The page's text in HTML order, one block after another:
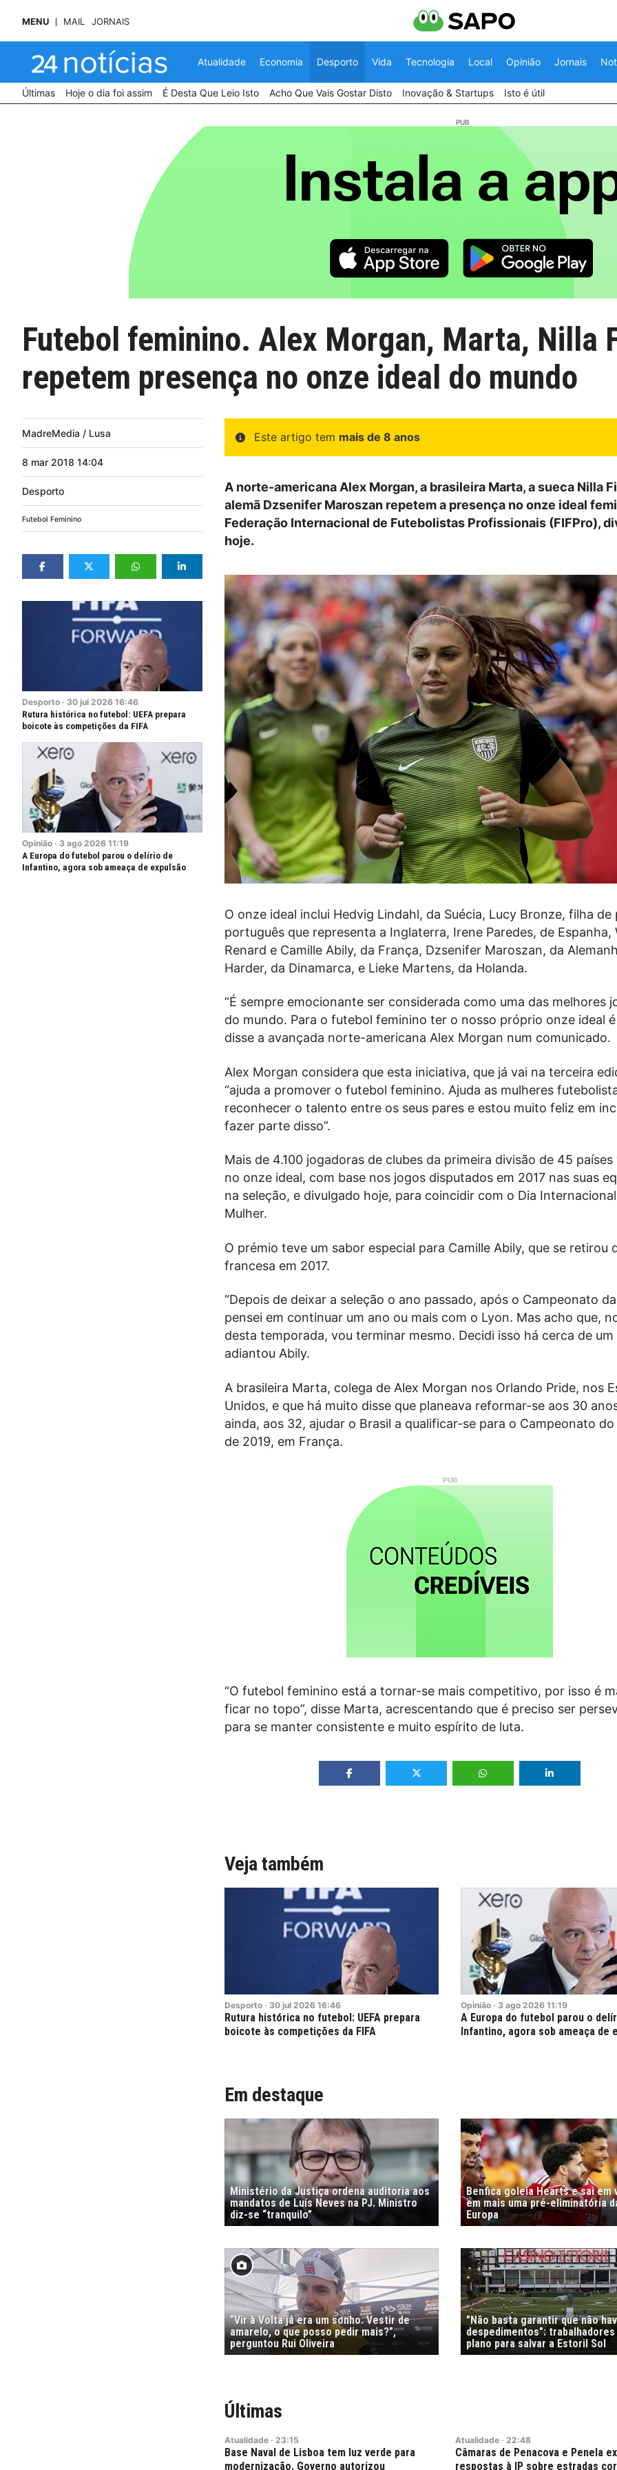
MENU MAIL JORNAIS
Atualidade Economia Desporto Vida Tecnologia Local Opinião Jornais
Últimas Hoje o dia foi assim É Desta Que Leio Isto Acho Que Vais Gostar Disto Inovação & Startups Isto é útil
Futebol feminino. Alex Morgan, Marta, Nilla
repetem presença no onze ideal do mundo
MadreMedia / Lusa
8 mar 2018 14:04
Desporto
Futebol Feminino
Desporto · 30 jul 2026 16:46
Rutura histórica no futebol: UEFA prepara
boicote às competições da FIFA
Opinião · 3 ago 2026 11:19
A Europa do futebol parou o delírio de
Infantino, agora sob ameaça de expulsão
Este artigo tem mais de 8 anos
A norte-americana Alex Morgan, a brasileira Marta, a sueca Nilla
alemã Dzsenifer Maroszan repetem a presença no onze ideal
Federação Internacional de Futebolistas Profissionais (FIFPro),
hoje.
O onze ideal inclui Hedvig Lindahl, da Suécia, Lucy Bronze, filha de
português que representa a Inglaterra, Irene Paredes, de Espanha,
Renard e Camille Abily, da França, Dzsenifer Maroszan, da
Harder, da Dinamarca, e Lieke Martens, da Holanda.
“É sempre emocionante ser considerada como uma das melhores
do mundo. Para o futebol feminino ter o nosso próprio onze ideal é
disse a avançada norte-americana Alex Morgan num comunicado.
Alex Morgan considera que esta iniciativa, que já vai na terceira
“ajuda a promover o futebol feminino. Ajuda as mulheres
reconhecer o talento entre os seus pares e estou muito feliz em
fazer parte disso”.
Mais de 4.100 jogadoras de clubes da primeira divisão de 45
no onze ideal, com base nos jogos disputados em 2017 nas suas
na seleção, e divulgado hoje, para coincidir com o Dia
Mulher.
O prémio teve um sabor especial para Camille Abily, que se retirou
francesa em 2017.
“Depois de deixar a seleção o ano passado, após o Campeonato
pensei em continuar um ano ou mais com o Lyon. Mas acho que,
desta temporada, vou terminar mesmo. Decidi isso há cerca de um
adiantou Abily.
A brasileira Marta, colega de Alex Morgan nos Orlando Pride, nos
Unidos, e que há muito disse que planeava reformar-se aos 30
ainda, aos 32, ajudar o Brasil a qualificar-se para o Campeonato
de 2019, em França.
“O futebol feminino está a tornar-se mais competitivo, por isso é
ficar no topo”, disse Marta, acrescentando que é preciso ser
para se manter consistente e muito espírito de luta.
Veja também
Desporto · 30 jul 2026 16:46
Rutura histórica no futebol: UEFA prepara
boicote às competições da FIFA
Opinião · 3 ago 2026 11:19
A Europa do futebol parou o
Infantino, agora sob ameaça de
Em destaque
Ministério da Justiça ordena auditoria aos
mandatos de Luís Neves na PJ. Ministro
diz-se “tranquilo”
Benfica goleia Hearts e sai em
em mais uma pré-eliminatória
Europa
“Vir à Volta já era um sonho. Vestir de
amarelo, o que posso pedir mais?”,
perguntou Rui Oliveira
"Não basta garantir que não
despedimentos":
plano para salvar a Estoril Sol
Últimas
Atualidade · 23:15
Base Naval de Lisboa tem luz verde para
modernização. Governo autorizou
Atualidade · 22:48
Câmaras de Penacova e Penela
respostas à IP sobre estradas